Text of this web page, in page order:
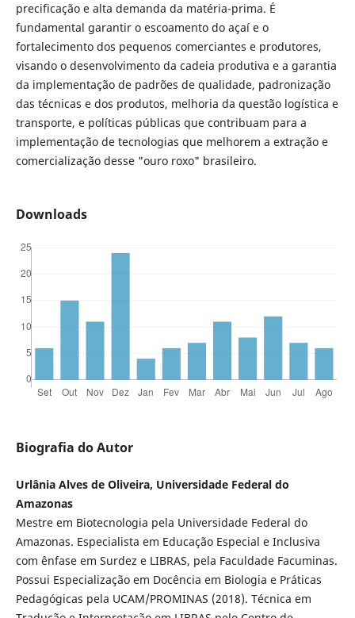
precificação e alta demanda da matéria-prima. É
fundamental garantir o escoamento do açaí e o
fortalecimento dos pequenos comerciantes e produtores,
visando o desenvolvimento da cadeia produtiva e a garantia
da implementação de padrões de qualidade, padronização
das técnicas e dos produtos, melhoria da questão logística e
transporte, e políticas públicas que contribuam para a
implementação de tecnologias que melhorem a extração e
comercialização desse "ouro roxo" brasileiro.
Downloads
Biografia do Autor
Urlânia Alves de Oliveira, Universidade Federal do
Amazonas
Mestre em Biotecnologia pela Universidade Federal do
Amazonas. Especialista em Educação Especial e Inclusiva
com ênfase em Surdez e LIBRAS, pela Faculdade Facuminas.
Possui Especialização em Docência em Biologia e Práticas
Pedagógicas pela UCAM/PROMINAS (2018). Técnica em